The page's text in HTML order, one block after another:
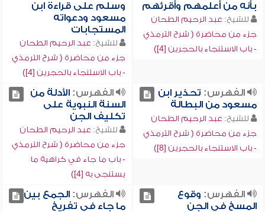
بأنه من أعلمهم وأقرئهم
للشيخ: عبد الرحيم الطحان
جزء من محاضرة ( شرح الترمذي
- باب الاستنجاء بالحجرين [4])
وسلم على قراءة ابن
مسعود ودعواته
المستجابات
للشيخ: عبد الرحيم الطحان
جزء من محاضرة ( شرح الترمذي
- باب الاستنجاء بالحجرين [4])
الفهرس: تحذير ابن
مسعود من البطالة
للشيخ: عبد الرحيم الطحان
جزء من محاضرة ( شرح الترمذي
- باب الاستنجاء بالحجرين [8])
الفهرس:الأدلة من
السنة النبوية على
تكليف الجن
للشيخ: عبد الرحيم الطحان
جزء من محاضرة ( شرح الترمذي
- باب ما جاء في كراهية ما
يستنجى به [4])
الفهرس: وقوع
المسخ في الجن
الفهرس:الجمع بين
ما جاء في تفريخ